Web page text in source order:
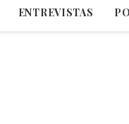
ENTREVISTAS